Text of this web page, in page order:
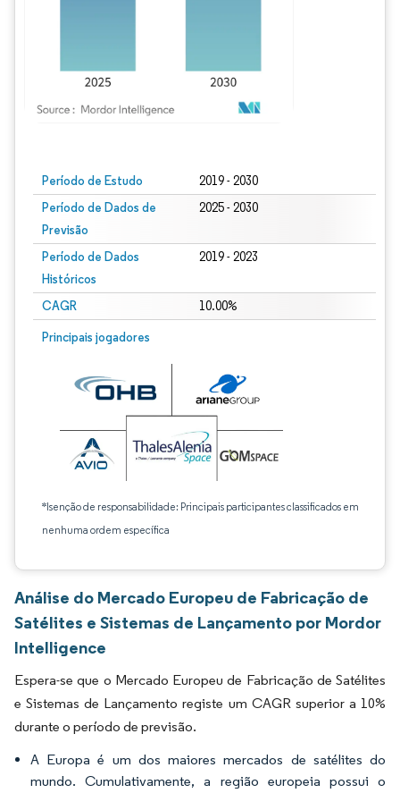
Período de Estudo 2019 - 2030
Período de Dados de
Previsão
2025 - 2030
Período de Dados
Históricos
2019 - 2023
CAGR 10.00%
Principais jogadores
*Isenção de responsabilidade: Principais participantes classificados em
nenhuma ordem específica
Análise do Mercado Europeu de Fabricação de
Satélites e Sistemas de Lançamento por Mordor
Intelligence
Espera-se que o Mercado Europeu de Fabricação de Satélites
e Sistemas de Lançamento registe um CAGR superior a 10%
durante o período de previsão.
A Europa é um dos maiores mercados de satélites do
mundo. Cumulativamente, a região europeia possui o